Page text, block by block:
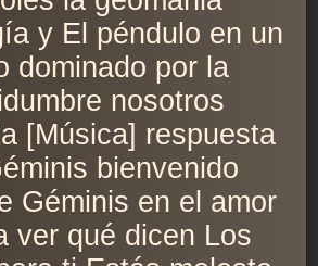
y El péndulo en un
dominado por la
nosotros
[Música] respuesta
bienvenido
Géminis en el amor
ver qué dicen Los